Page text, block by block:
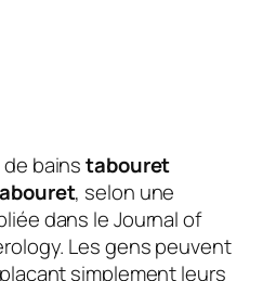
de bainstabouret
, selon une
dans le Journal of
Les gens peuvent
simplement leurs